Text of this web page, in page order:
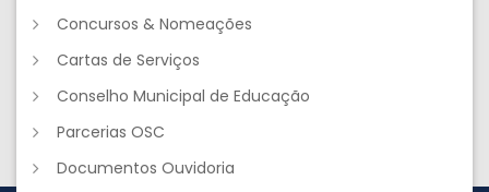
Concursos & Nomeações
Cartas de Serviços
Conselho Municipal de Educação
Parcerias OSC
Documentos Ouvidoria